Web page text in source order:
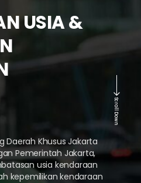
USIA &
Daerah Khusus Jakarta
Pemerintah Jakarta,
usia kendaraan
kepemilikan kendaraan
Scroll Down